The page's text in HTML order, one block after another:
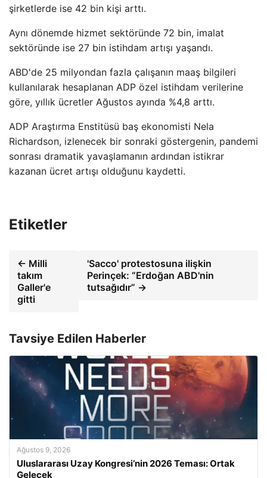
şirketlerde ise 42 bin kişi arttı.
Aynı dönemde hizmet sektöründe 72 bin, imalat
sektöründe ise 27 bin istihdam artışı yaşandı.
ABD'de 25 milyondan fazla çalışanın maaş bilgileri
kullanılarak hesaplanan ADP özel istihdam verilerine
göre, yıllık ücretler Ağustos ayında %4,8 arttı.
ADP Araştırma Enstitüsü baş ekonomisti Nela
Richardson, izlenecek bir sonraki göstergenin, pandemi
sonrası dramatik yavaşlamanın ardından istikrar
kazanan ücret artışı olduğunu kaydetti.
Etiketler
← Milli
takım
Galler'e
gitti
'Sacco' protestosuna ilişkin
Perinçek: “Erdoğan ABD'nin
tutsağıdır” →
Tavsiye Edilen Haberler
Ağustos 9, 2026
Uluslararası Uzay Kongresi’nin 2026 Teması: Ortak
Gelecek